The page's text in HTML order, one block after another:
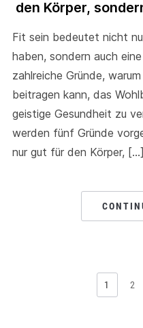
den Körper,
Fit sein bedeutet nicht
haben, sondern auch
zahlreiche Gründe,
beitragen kann, das
geistige Gesundheit zu
werden fünf Gründe
nur gut für den Körper, […]
1 2